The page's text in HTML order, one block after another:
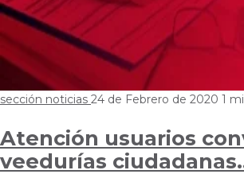
sección noticias 24 de Febrero de 2020 1
Atención usuarios
veedurías